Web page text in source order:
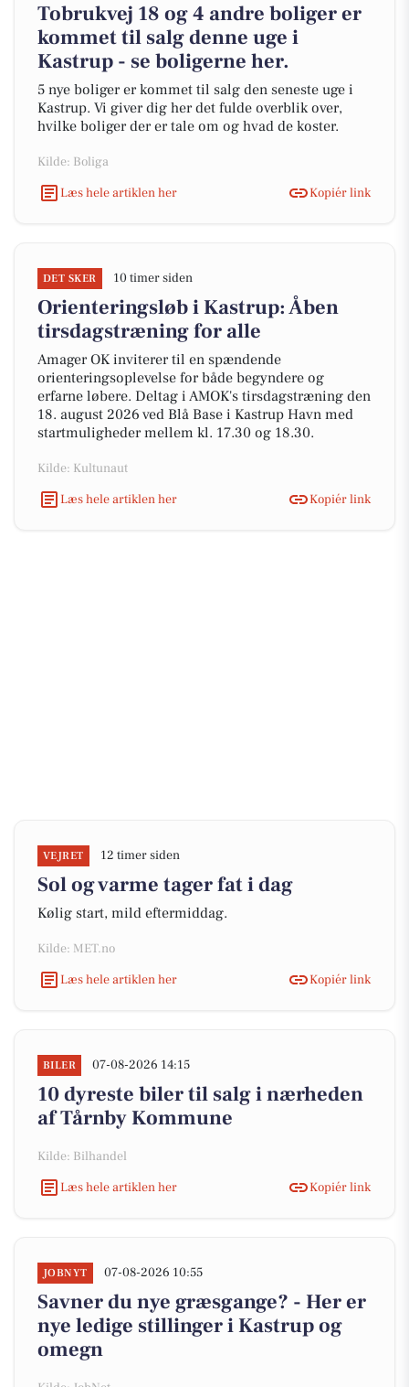
Tobrukvej 18 og 4 andre boliger er
kommet til salg denne uge i
Kastrup - se boligerne her.
5 nye boliger er kommet til salg den seneste uge i
Kastrup. Vi giver dig her det fulde overblik over,
hvilke boliger der er tale om og hvad de koster.
Kilde: Boliga
Læs hele artiklen her
Kopiér link
DET SKER 10 timer siden
Orienteringsløb i Kastrup: Åben
tirsdagstræning for alle
Amager OK inviterer til en spændende
orienteringsoplevelse for både begyndere og
erfarne løbere. Deltag i AMOK's tirsdagstræning den
18. august 2026 ved Blå Base i Kastrup Havn med
startmuligheder mellem kl. 17.30 og 18.30.
Kilde: Kultunaut
Læs hele artiklen her
Kopiér link
VEJRET 12 timer siden
Sol og varme tager fat i dag
Kølig start, mild eftermiddag.
Kilde: MET.no
Læs hele artiklen her
Kopiér link
BILER 07-08-2026 14:15
10 dyreste biler til salg i nærheden
af Tårnby Kommune
Kilde: Bilhandel
Læs hele artiklen her
Kopiér link
JOBNYT 07-08-2026 10:55
Savner du nye græsgange? - Her er
nye ledige stillinger i Kastrup og
omegn